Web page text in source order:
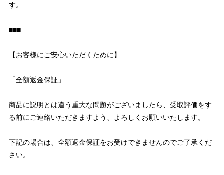
す。
■■■
【お客様にご安心いただくために】
「全額返金保証」
商品に説明とは違う重大な問題がございましたら、受取評価をす
る前にご連絡いただきますよう、よろしくお願いいたします。
下記の場合は、全額返金保証をお受けできませんのでご了承くだ
さい。